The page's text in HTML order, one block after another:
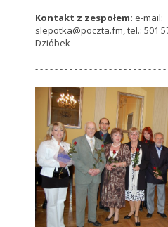
Kontakt z zespołem: e-mail:
slepotka@poczta.fm, tel.: 501
Dzióbek
- - - - - - - - - - - - - - - - - - - - - - - - - -
- - - - - - - - - - - - - - - - - - - - - - - - - -